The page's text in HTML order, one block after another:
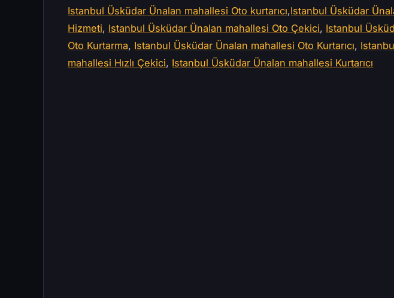
Istanbul Üsküdar Ünalan mahallesi Oto kurtarıcı,Istanbul Üsküdar
Hizmeti, Istanbul Üsküdar Ünalan mahallesi Oto Çekici, Istanbul
Oto Kurtarma, Istanbul Üsküdar Ünalan mahallesi Oto Kurtarıcı,
mahallesi Hızlı Çekici, Istanbul Üsküdar Ünalan mahallesi Kurtarıcı